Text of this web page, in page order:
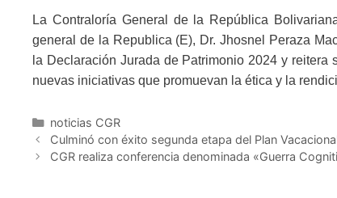
La Contraloría General de la República
general de la Republica (E), Dr. Jhosnel Peraza
la Declaración Jurada de Patrimonio 2024 y
nuevas iniciativas que promuevan la ética y la
noticias CGR
Culminó con éxito segunda etapa del Plan
CGR realiza conferencia denominada «Guerra